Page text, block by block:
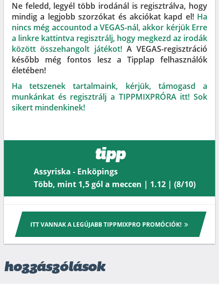
Ne feledd, legyél több irodánál is regisztrálva, hogy
mindig a legjobb szorzókat és akciókat kapd el! Ha
nincs még accountod a VEGAS-nál, akkor kérjük Erre
a linkre kattintva regisztrálj, hogy megkezd az irodák
között összehangolt játékot! A VEGAS-regisztráció
később még fontos lesz a Tipplap felhasználók
életében!
Ha tetszenek tartalmaink, kérjük, támogasd a
munkánkat és regisztrálj a TIPPMIXPRÓRA itt! Sok
sikert mindenkinek!
tipp
Assyriska - Enköpings
Több, mint 1,5 gól a meccen | 1.12 | (8/10)
ITT VANNAK A LEGÚJABB TIPPMIXPRO PROMÓCIÓK!
hozzászólások